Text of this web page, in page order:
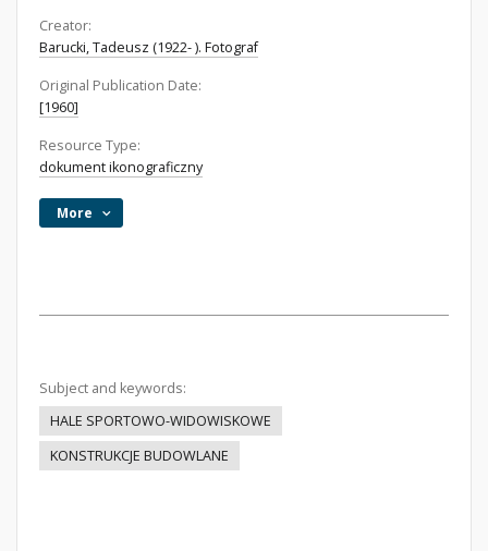
Creator:
Barucki, Tadeusz (1922- ). Fotograf
Original Publication Date:
[1960]
Resource Type:
dokument ikonograficzny
More
Subject and keywords:
HALE SPORTOWO-WIDOWISKOWE
KONSTRUKCJE BUDOWLANE